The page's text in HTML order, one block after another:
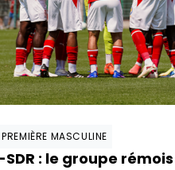
PREMIÈRE MASCULINE
SDR : le groupe rémois